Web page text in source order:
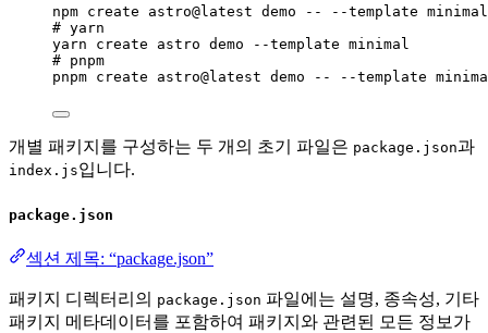
npm create astro@latest demo -- --template minimal
# yarn
yarn
create astro demo --template minimal
# pnpm
pnpm create astro@latest demo -- --template
개별 패키지를 구성하는 두 개의 초기 파일은 package.json과
index.js입니다.
package.json
섹션 제목: “package.json”
패키지 디렉터리의 package.json 파일에는 설명, 종속성, 기타
패키지 메타데이터를 포함하여 패키지와 관련된 모든 정보가